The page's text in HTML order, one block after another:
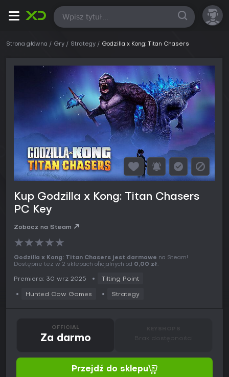
Wszystkie
Strona główna Gry Strategy Godzilla x Kong: Titan Chasers
Kup Godzilla x Kong: Titan Chasers
PC Key
Zobacz na Steam
★★★★★
Godzilla x Kong: Titan Chasers jest darmowe na Steam!
Dostępne też w 2 sklepach oficjalnych od 0,00 zł.
Premiera: 30 wrz 2025 Tilting Point
Hunted Cow Games Strategy
OFFICIAL
Za darmo Brak dostępności
Przejdź do sklepu